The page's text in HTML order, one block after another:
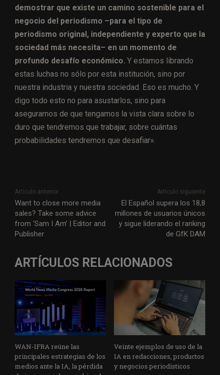
demostrar que existe un camino sostenible para el
negocio del periodismo –para el tipo de
periodismo original, independiente y experto que la
sociedad más necesita– en un momento de
profundo desafío económico. Y estamos librando
estas luchas no sólo por esta institución, sino por
nuestra industria y nuestra sociedad. Eso es mucho. Y
digo todo esto no para asustarlos, sino para
asegurarnos de que tengamos la vista clara sobre lo
duro que tendremos que trabajar, sobre cuántas
probabilidades tendremos que desafiar».
Artículo anterior
Want to close more media
sales? Take some advice
from ‘Sam I Am’ | Editor and
Publisher
Artículo siguiente
El Español supera los 18,8
millones de usuarios únicos
y sigue liderando el ranking
de GfK DAM
ARTÍCULOS RELACIONADOS
WAN-IFRA reúne las
principales estrategias de los
medios ante la IA, la pérdida
Veinte ejemplos de uso de la
IA en redacciones, productos
y negocios periodísticos